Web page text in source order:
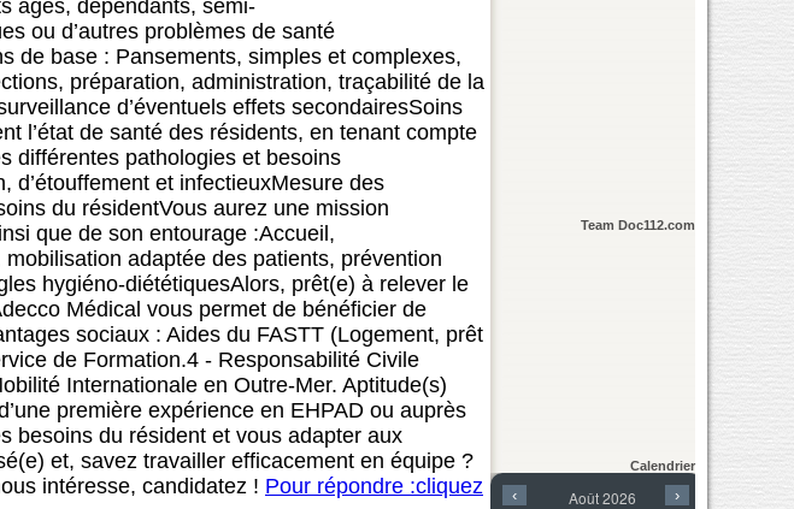
âgés, dépendants, semi-
ou d’autres problèmes de santé
de base : Pansements, simples et complexes,
préparation, administration, traçabilité de la
d’éventuels effets secondairesSoins
l’état de santé des résidents, en tenant compte
différentes pathologies et besoins
d’étouffement et infectieuxMesure des
du résidentVous aurez une mission
que de son entourage :Accueil,
adaptée des patients, prévention
hygiéno-diététiquesAlors, prêt(e) à relever le
Médical vous permet de bénéficier de
sociaux : Aides du FASTT (Logement, prêt
de Formation.4 - Responsabilité Civile
Internationale en Outre-Mer. Aptitude(s)
première expérience en EHPAD ou auprès
besoins du résident et vous adapter aux
et, savez travailler efficacement en équipe ?
intéresse, candidatez ! Pour répondre :cliquez
Team Doc112.com
Calendrier